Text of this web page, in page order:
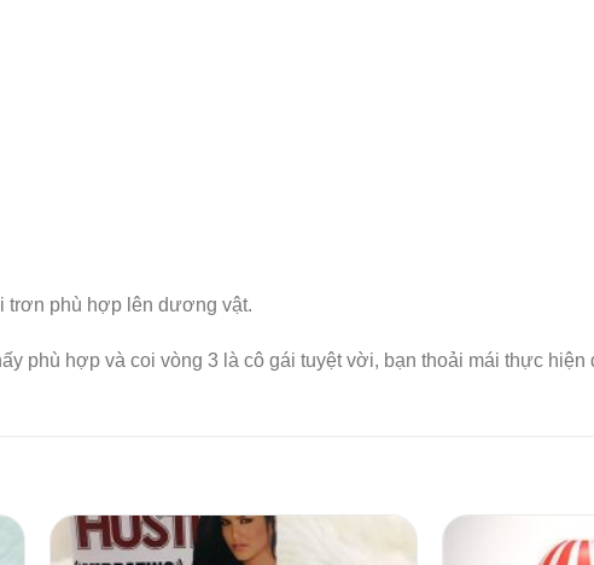
trơn phù hợp lên dương vật.
phù hợp và coi vòng 3 là cô gái tuyệt vời, bạn thoải mái thực hiện